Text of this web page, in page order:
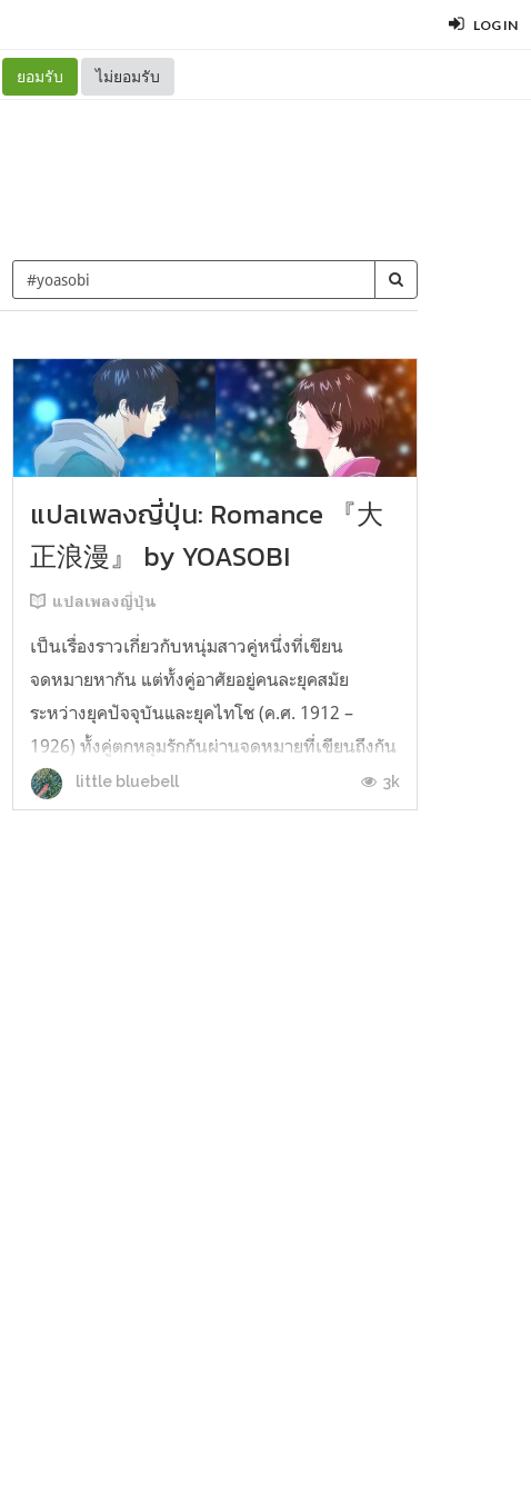
LOG IN
ยอมรับ ไม่ยอมรับ
แปลเพลงญี่ปุ่น: Romance 『大
正浪漫』 by YOASOBI
แปลเพลงญี่ปุ่น
เป็นเรื่องราวเกี่ยวกับหนุ่มสาวคู่หนึ่งที่เขียน
จดหมายหากัน แต่ทั้งคู่อาศัยอยู่คนละยุคสมัย
ระหว่างยุคปัจจุบันและยุคไทโช (ค.ศ. 1912 –
1926) ทั้งคู่ตกหลุมรักกันผ่านจดหมายที่เขียนถึงกัน
แม้ว่าจะไม่เคยเห็นหน้ากันก็ตาม จนวันนึงฝ่ายชาย
นึกขึ้นได้ว่าในปี 1923 จะเกิดแผ่นดินไหวครั้งใหญ่
little bluebell 3k